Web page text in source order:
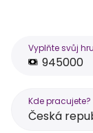
Vyplňte svůj
Kde pracujete?
Česká